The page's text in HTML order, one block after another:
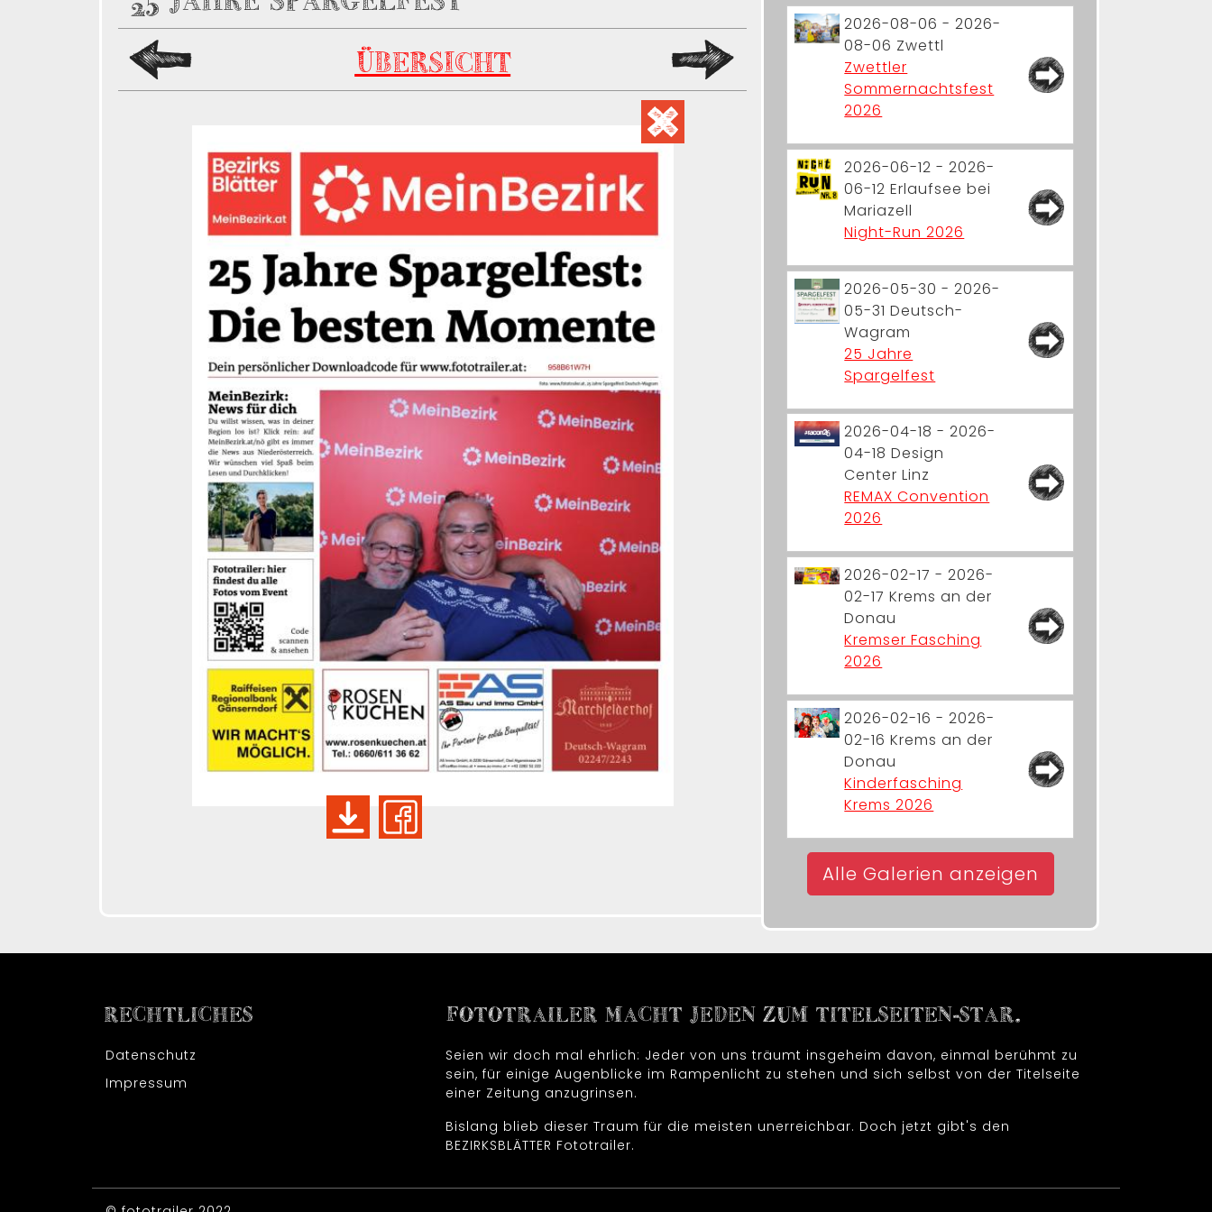
ÜBERSICHT
2026-08-06 - 2026-
08-06 Zwettl
Zwettler
Sommernachtsfest
2026
2026-06-12 - 2026-
06-12 Erlaufsee bei
Mariazell
Night-Run 2026
2026-05-30 - 2026-
05-31 Deutsch-
Wagram
25 Jahre
Spargelfest
2026-04-18 - 2026-
04-18 Design
Center Linz
REMAX Convention
2026
2026-02-17 - 2026-
02-17 Krems an der
Donau
Kremser Fasching
2026
2026-02-16 - 2026-
02-16 Krems an der
Donau
Kinderfasching
Krems 2026
Alle Galerien anzeigen
RECHTLICHES
Datenschutz
Impressum
FOTOTRAILER MACHT JEDEN ZUM TITELSEITEN-STAR.
Seien wir doch mal ehrlich: Jeder von uns träumt insgeheim davon, einmal berühmt zu
sein, für einige Augenblicke im Rampenlicht zu stehen und sich selbst von der Titelseite
einer Zeitung anzugrinsen.
Bislang blieb dieser Traum für die meisten unerreichbar. Doch jetzt gibt's den
BEZIRKSBLÄTTER Fototrailer.